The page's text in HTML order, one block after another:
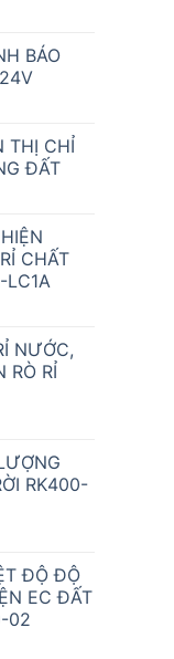
BÁO
THỊ CHỈ
ĐẤT
CHẤT
LC1A
NƯỚC,
RÒ RỈ
RK400-
ĐỘ ĐỘ
EC ĐẤT
02